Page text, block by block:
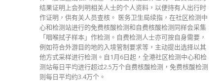
结果证明上会列明相关人士的个人资料，以便持有人出行时
作证明，供有关人员查核。 医务卫生局续指，在社区检测中
心和检测站进行的免费核酸检测和自费核酸检测同样会采集
「咽喉拭子样本」作检测。自费检测人士亦可按自身需要，
例如符合外游目的地的入境管制要求等，主动提出选择以其
他方式采样进行检测。自1月6日起，全港社区检测中心和检
测站每日平均进行超过2.5万个自费核酸检测，免费核酸检测
则每日平均约3.4万个。